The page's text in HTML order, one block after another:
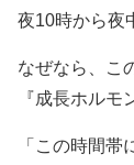
夜10時から夜
なぜなら、こ
『成長ホルモ
「この時間